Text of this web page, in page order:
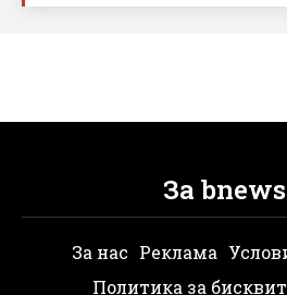
За
За нас Реклама
Политика за